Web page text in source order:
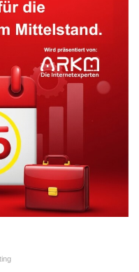
im Schwarzwald
Fritz.
NABU e.V. hat der
vor Ort den Dialog
aufzunehmen und über
informieren. Für dieses
Württemberg mit
Schad, Projektleiterin
die Gründe, die für einen
wird den
und Sperlingskäuze
Menschen vor Ort, für
eher strukturschwache